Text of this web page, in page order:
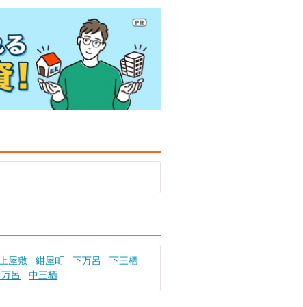
上屋敷 紺屋町 下万呂
下三栖
呂 中三栖